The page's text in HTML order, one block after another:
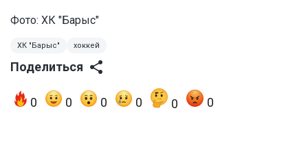
Фото: ХК "Барыс"
ХК "Барыс" хоккей
Поделиться
0 0 0 0 0 0